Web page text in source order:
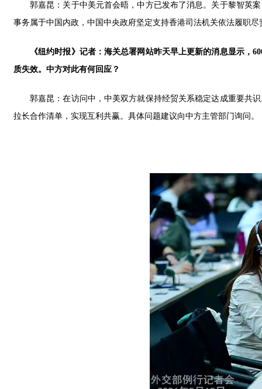
郭嘉昆：关于中美元首会晤，中方已发布了消息。关于黎智英
事务属于中国内政，中国中央政府坚定支持香港司法机关依法履职尽
《纽约时报》记者：海关总署网站昨天早上更新的消息显示，
质失效。中方对此有何回应？
郭嘉昆：在访问中，中美双方就保持经贸关系稳定达成重要共
拉长合作清单，实现互利共赢。具体问题建议向中方主管部门询问。